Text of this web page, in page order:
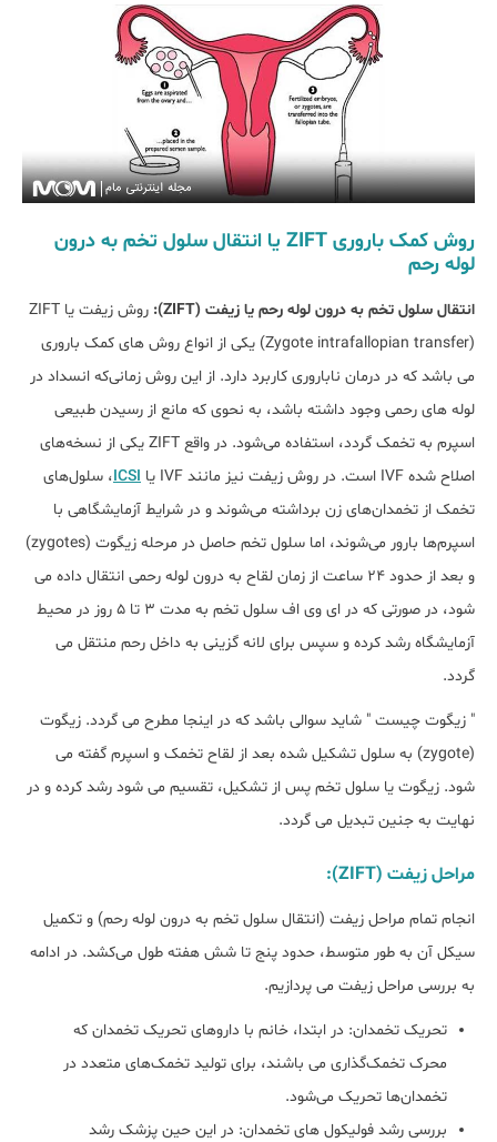
روش کمک باروری ZIFT یا انتقال سلول تخم به درون
لوله رحم
انتقال سلول تخم به درون لوله‌ رحم یا زیفت (ZIFT):
روش زیفت یا ZIFT
(Zygote intrafallopian transfer) یکی از انواع روش های کمک باروری
می باشد که در درمان ناباروری کاربرد دارد. از این روش زمانی‌که انسداد در
لوله‌ های رحمی وجود داشته باشد، به نحوی که مانع از رسیدن طبیعی
اسپرم به تخمک ‌گردد، استفاده می‌شود. در واقع ZIFT یکی از نسخه‌های
اصلاح شده IVF است. در روش زیفت نیز مانند IVF یا
ICSI، سلول‌های
تخمک از تخمدان‌های زن برداشته می‌شوند و در شرایط آزمایشگاهی با
اسپرم‌ها بارور می‌شوند، اما سلول تخم حاصل در مرحله زیگوت (zygotes)
و بعد از حدود 24 ساعت از زمان لقاح به درون لوله رحمی انتقال داده می
شود، در صورتی که در ای وی اف سلول تخم به مدت 3 تا 5 روز در محیط
آزمایشگاه رشد کرده و سپس برای لانه گزینی به داخل رحم منتقل می
گردد.
" زیگوت چیست " شاید سوالی باشد که در اینجا مطرح می گردد. زیگوت
(zygote) به سلول تشکیل شده بعد از لقاح تخمک و اسپرم گفته می
شود. زیگوت یا سلول تخم پس از تشکیل، تقسیم می شود رشد کرده و در
نهایت به جنین تبدیل می گردد.
مراحل زیفت (ZIFT):
انجام تمام مراحل زیفت (انتقال سلول تخم به درون لوله رحم) و تکمیل
سیکل آن به طور متوسط، حدود پنج تا شش هفته طول می‌کشد. در ادامه
به بررسی مراحل زیفت می پردازیم.
تحریک تخمدان: در ابتدا، خانم با داروهای تحریک تخمدان که
محرک تخمک‌گذاری می باشند، برای تولید تخمک‌های متعدد در
تخمدان‌ها تحریک می‌شود.
بررسی رشد فولیکول های تخمدان: در این حین پزشک رشد